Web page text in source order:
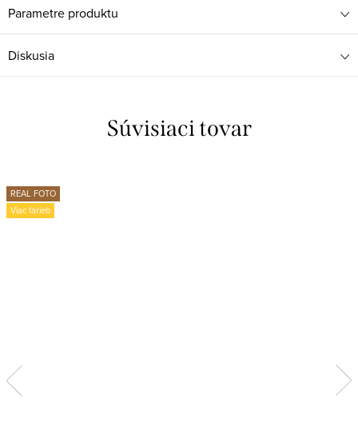
Parametre produktu
Diskusia
Súvisiaci tovar
REAL FOTO
Viac farieb